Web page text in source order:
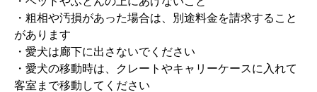
・粗相や汚損があった場合は、別途料金を請求すること
があります
・愛犬は廊下に出さないでください
・愛犬の移動時は、クレートやキャリーケースに入れて
客室まで移動してください